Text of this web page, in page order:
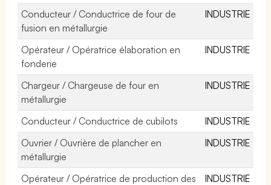
Conducteur / Conductrice de four de
fusion en métallurgie
INDUSTRIE
Opérateur / Opératrice élaboration en
fonderie
INDUSTRIE
Chargeur / Chargeuse de four en
métallurgie
INDUSTRIE
Conducteur / Conductrice de cubilots
INDUSTRIE
Ouvrier / Ouvrière de plancher en
métallurgie
INDUSTRIE
Opérateur / Opératrice de production des
INDUSTRIE